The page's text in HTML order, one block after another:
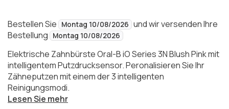
Bestellen Sie Montag 10/08/2026 und wir versenden Ihre
Bestellung
Montag 10/08/2026
Elektrische Zahnbürste Oral-B iO Series 3N Blush Pink mit
intelligentem Putzdrucksensor. Peronalisieren Sie Ihr
Zähneputzen mit einem der 3 intelligenten
Reinigungsmodi.
Lesen Sie mehr